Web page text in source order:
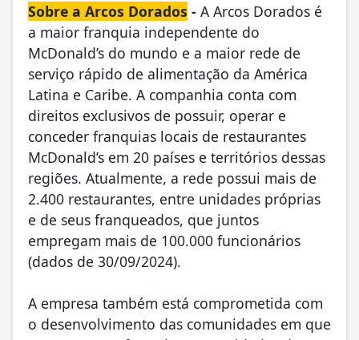
Sobre a Arcos Dorados - A Arcos Dorados é
a maior franquia independente do
McDonald’s do mundo e a maior rede de
serviço rápido de alimentação da América
Latina e Caribe. A companhia conta com
direitos exclusivos de possuir, operar e
conceder franquias locais de restaurantes
McDonald’s em 20 países e territórios dessas
regiões. Atualmente, a rede possui mais de
2.400 restaurantes, entre unidades próprias
e de seus franqueados, que juntos
empregam mais de 100.000 funcionários
(dados de 30/09/2024).
A empresa também está comprometida com
o desenvolvimento das comunidades em que